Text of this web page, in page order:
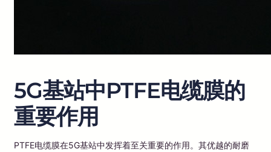
5G基站中PTFE电缆膜的
重要作用
PTFE电缆膜在5G基站中发挥着至关重要的作用。其优越的耐磨